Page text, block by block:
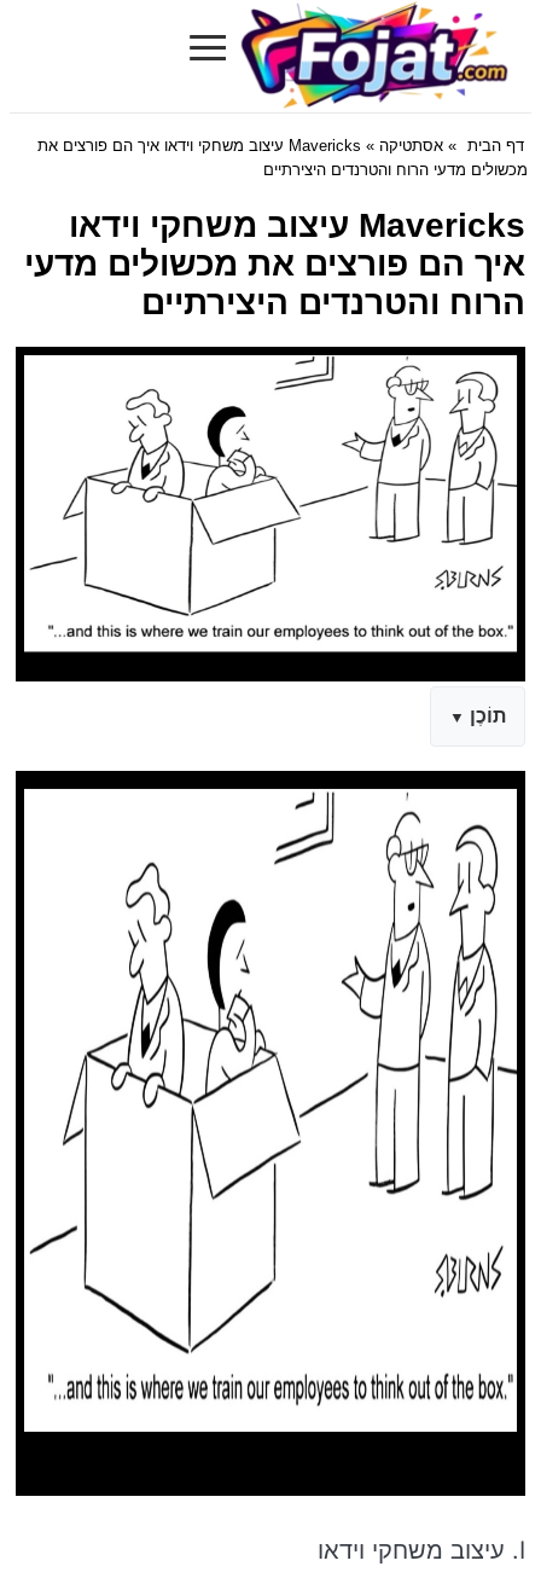
Fojat.com
≡
דף הבית » אסתטיקה
» Mavericks עיצוב משחקי וידאו איך הם פורצים את
מכשולים מדעי הרוח והטרנדים היצירתיים
Mavericks עיצוב משחקי וידאו
איך הם פורצים את מכשולים מדעי
הרוח והטרנדים היצירתיים
תוֹכֶן
I. עיצוב משחקי וידאו